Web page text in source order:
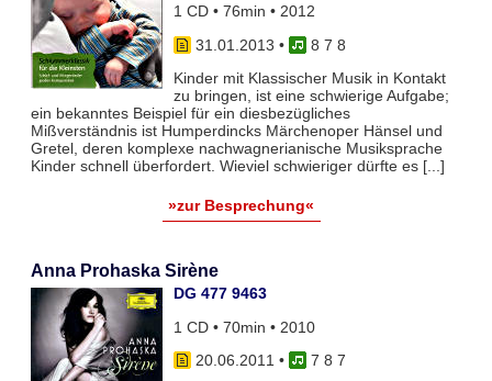
1 CD • 76min • 2012
31.01.2013 •
8 7 8
Kinder mit Klassischer Musik in Kontakt
zu bringen, ist eine schwierige Aufgabe;
ein bekanntes Beispiel für ein diesbezügliches
Mißverständnis ist Humperdincks Märchenoper Hänsel und
Gretel, deren komplexe nachwagnerianische Musiksprache
Kinder schnell überfordert. Wieviel schwieriger dürfte es [...]
»zur Besprechung«
Anna Prohaska Sirène
DG 477 9463
1 CD • 70min • 2010
20.06.2011 •
7 8 7